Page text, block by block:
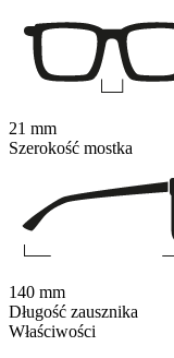
Właściwości
21 mm
Szerokość mostka
140 mm
Długość zausznika